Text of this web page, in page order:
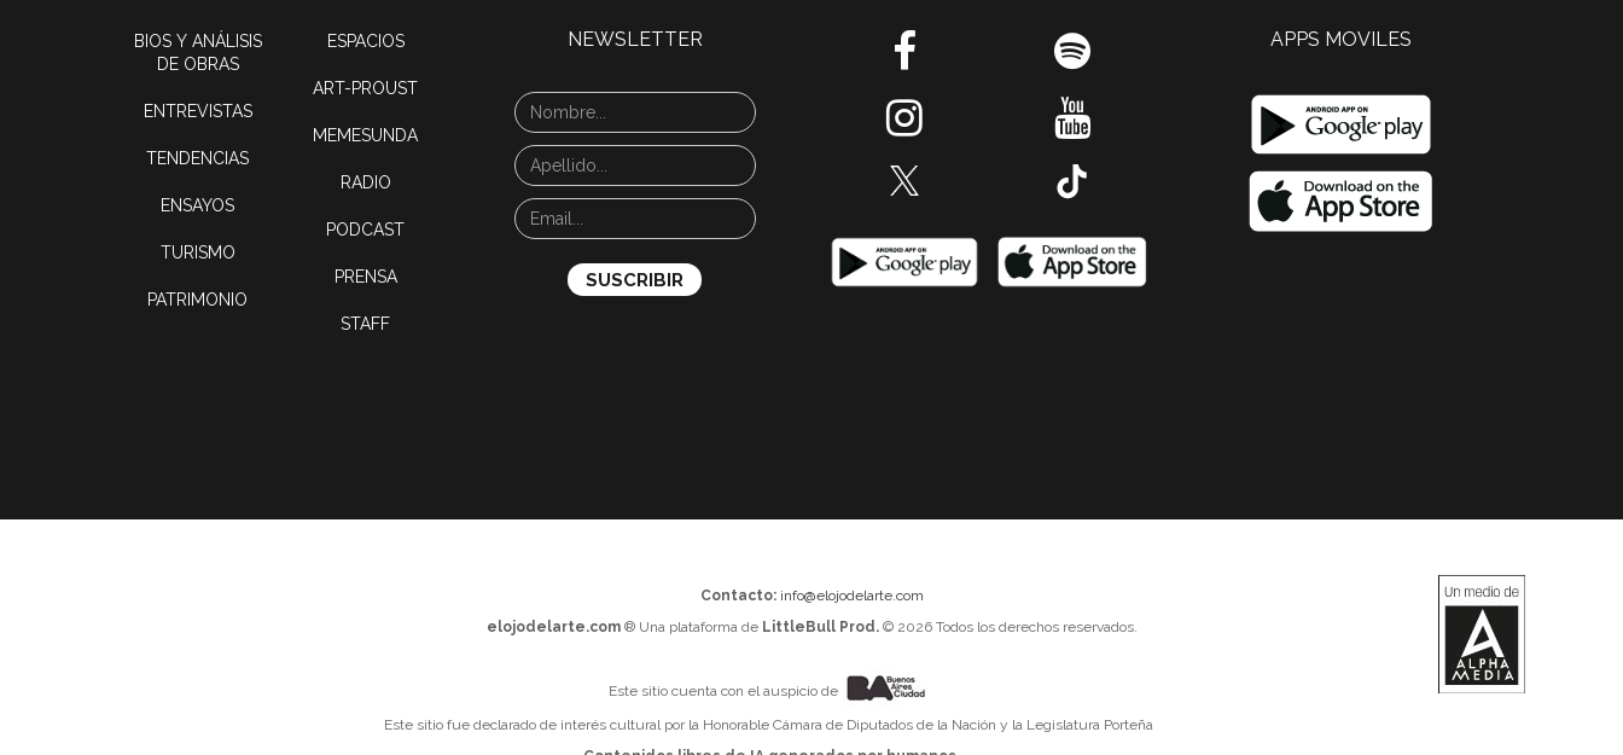
BIOS Y ANÁLISIS
DE OBRAS
ENTREVISTAS
TENDENCIAS
ENSAYOS
TURISMO
PATRIMONIO
ESPACIOS
ART-PROUST
MEMESUNDA
RADIO
PODCAST
PRENSA
STAFF
NEWSLETTER APPS MOVILES
Contacto: info@elojodelarte.com
elojodelarte.com® Una plataforma de LittleBull Prod.© 2026 Todos los derechos reservados.
Este sitio cuenta con el auspicio de
Este sitio fue declarado de interés cultural por la Honorable Cámara de Diputados de la Nación y la Legislatura Porteña